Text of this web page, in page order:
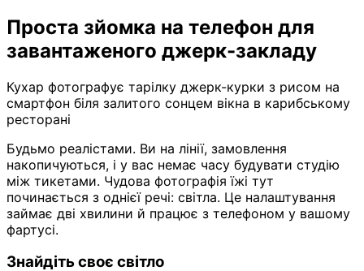
Проста зйомка на телефон для
завантаженого джерк-закладу
Кухар фотографує тарілку джерк-курки з рисом на
смартфон біля залитого сонцем вікна в карибському
ресторані
Будьмо реалістами. Ви на лінії, замовлення
накопичуються, і у вас немає часу будувати студію
між тикетами. Чудова фотографія їжі тут
починається з однієї речі: світла. Це налаштування
займає дві хвилини й працює з телефоном у вашому
фартусі.
Знайдіть своє світло